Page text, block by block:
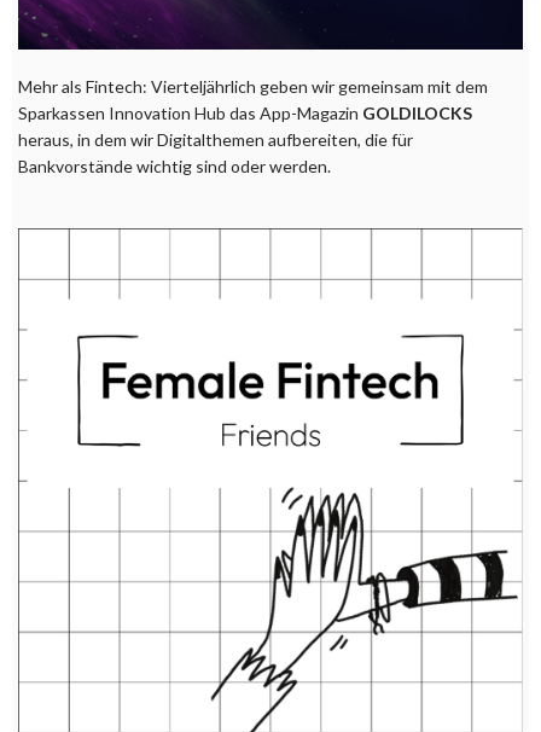
Mehr als Fintech: Vierteljährlich geben wir gemeinsam mit dem
Sparkassen Innovation Hub das App-Magazin GOLDILOCKS
heraus, in dem wir Digitalthemen aufbereiten, die für
Bankvorstände wichtig sind oder werden.